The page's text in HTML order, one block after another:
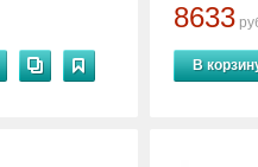
8633
В